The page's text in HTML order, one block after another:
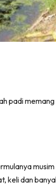
padi
keli dan